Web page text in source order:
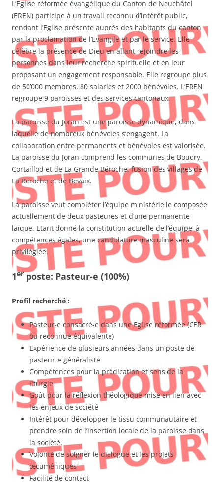
L’Eglise réformée évangélique du Canton de Neuchâtel
(EREN) participe à un travail reconnu d’intérêt public,
rendant l’Eglise présente auprès des habitants du canton
par la proclamation de l’Evangile et par le service. Elle
célèbre la présence de Dieu en allant rejoindre les
personnes dans leur recherche spirituelle et en leur
proposant un engagement responsable. Elle regroupe plus
de 50’000 membres, 80 salariés et 2000 bénévoles. L’EREN
regroupe 9 paroisses et des services cantonaux.
La paroisse du Joran est une paroisse dynamique, dans
laquelle de nombreux bénévoles s’engagent. La
collaboration entre permanents et bénévoles est valorisée.
La paroisse du Joran comprend les communes de Boudry,
Cortaillod et de La Grande Béroche, fusion des villages de
La Béroche et de Bevaix.
La paroisse veut compléter l’équipe ministérielle composée
actuellement de deux pasteures et d’une permanente
laïque. Etant donné la constitution actuelle de l’équipe, à
compétences égales, une candidature masculine sera
privilégiée.
1erposte: Pasteur-e (100%)
Profil recherché :
Pasteur-e consacré-e dans une Eglise réformée (CER
ou reconnue équivalente)
Expérience de plusieurs années dans un poste de
pasteur-e généraliste
Compétences pour la prédication et sens de la
liturgie
Goût pour la réflexion théologique mise en lien avec
les enjeux de société
Intérêt pour développer le tissu communautaire et
prendre soin de l’insertion locale de la paroisse dans
la société.
Volonté de soigner le dialogue et les projets
œcuméniques
Facilité de contact